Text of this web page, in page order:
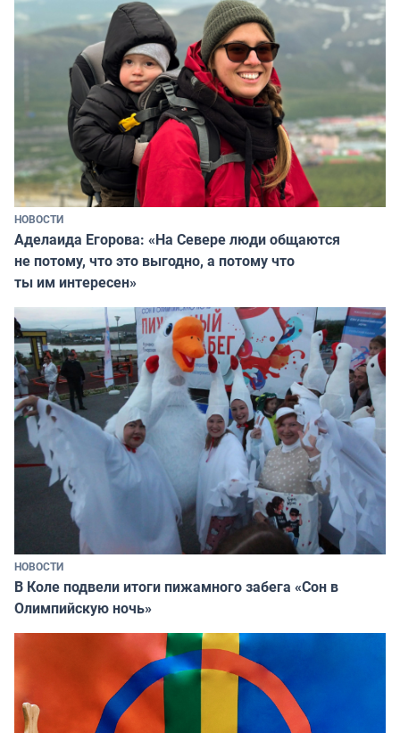
НОВОСТИ
Аделаида Егорова: «На Севере люди общаются
не потому, что это выгодно, а потому что
ты им интересен»
НОВОСТИ
В Коле подвели итоги пижамного забега «Сон в
Олимпийскую ночь»